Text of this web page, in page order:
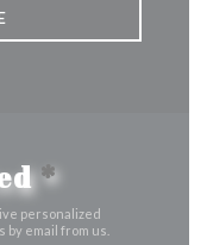
*
personalized
email from us.